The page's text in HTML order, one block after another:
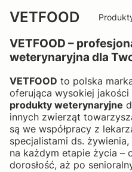
VETFOOD
VETFOOD –
weterynaryjna dla
VETFOOD to polska
oferująca wysokiej jakości
produkty weterynaryjne
innych zwierząt
są we współpracy z
specjalistami ds.
na każdym etapie życia –
dorosłość, aż po